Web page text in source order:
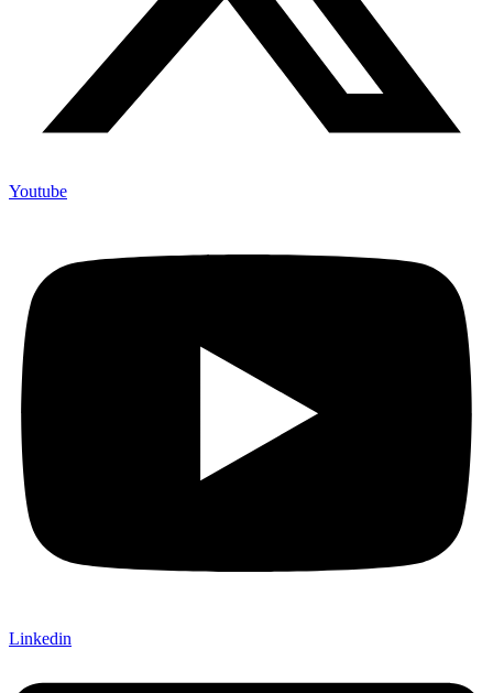
Youtube
Linkedin